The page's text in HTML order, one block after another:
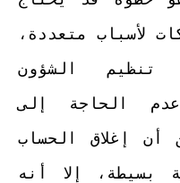
لأسباب متعددة،
تنظيم الشؤون
الحاجة إلى
إغلاق الحساب
بسيطة، إلا أنه